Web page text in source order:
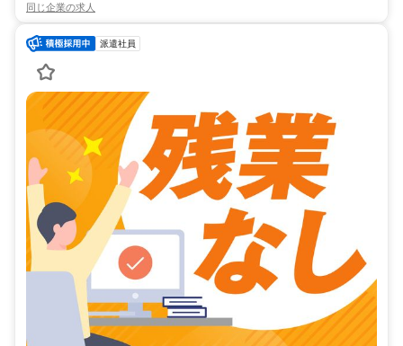
同じ企業の求人
派遣社員